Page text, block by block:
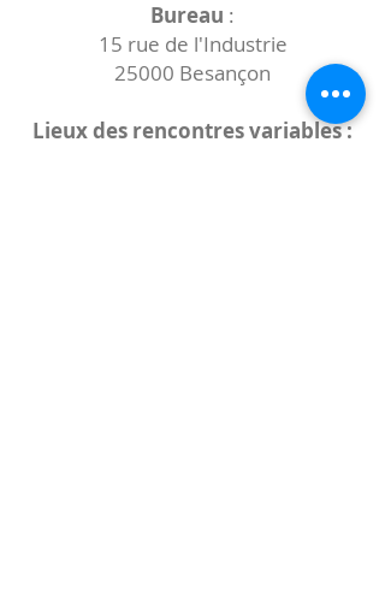
Bureau :
15 rue de l'Industrie
25000 Besançon
Lieux des rencontres variables :